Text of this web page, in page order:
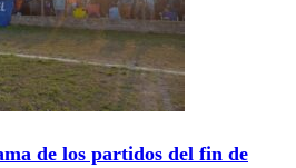
de los partidos del fin de